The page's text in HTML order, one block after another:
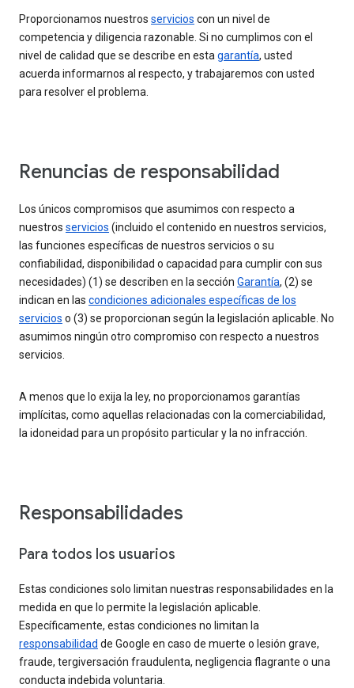
Proporcionamos nuestros servicios con un nivel de
competencia y diligencia razonable. Si no cumplimos con el
nivel de calidad que se describe en estagarantía, usted
acuerda informarnos al respecto, y trabajaremos con usted
para resolver el problema.
Renuncias de responsabilidad
Los únicos compromisos que asumimos con respecto a
nuestros servicios (incluido el contenido en nuestros servicios,
las funciones específicas de nuestros servicios o su
confiabilidad, disponibilidad o capacidad para cumplir con sus
necesidades) (1) se describen en la sección Garantía, (2) se
indican en las condiciones adicionales específicas de los
servicios o (3) se proporcionan según la legislación aplicable. No
asumimos ningún otro compromiso con respecto a nuestros
servicios.
A menos que lo exija la ley, no proporcionamos garantías
implícitas, como aquellas relacionadas con la comerciabilidad,
la idoneidad para un propósito particular y la no infracción.
Responsabilidades
Para todos los usuarios
Estas condiciones solo limitan nuestras responsabilidades en la
medida en que lo permite la legislación aplicable.
Específicamente, estas condiciones no limitan la
responsabilidad de Google en caso de muerte o lesión grave,
fraude, tergiversación fraudulenta, negligencia flagrante o una
conducta indebida voluntaria.